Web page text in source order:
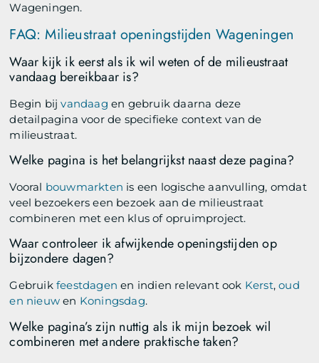
Wageningen.
FAQ: Milieustraat openingstijden Wageningen
Waar kijk ik eerst als ik wil weten of de milieustraat
vandaag bereikbaar is?
Begin bijvandaag en gebruik daarna deze
detailpagina voor de specifieke context van de
milieustraat.
Welke pagina is het belangrijkst naast deze pagina?
Vooral bouwmarkten is een logische aanvulling, omdat
veel bezoekers een bezoek aan de milieustraat
combineren met een klus of opruimproject.
Waar controleer ik afwijkende openingstijden op
bijzondere dagen?
Gebruikfeestdagen en indien relevant ook Kerst,oud
en nieuw en Koningsdag.
Welke pagina’s zijn nuttig als ik mijn bezoek wil
combineren met andere praktische taken?